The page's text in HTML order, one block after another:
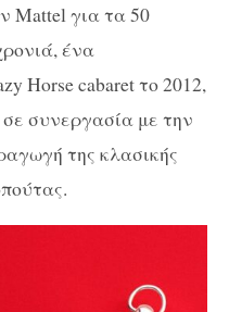
Mattelγια τα 50
ένα
Horsecabaretτο 2012,
συνεργασία με την
της κλασικής